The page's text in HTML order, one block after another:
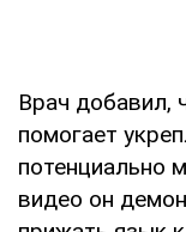
Врач добавил,
помогает
потенциально
видео он